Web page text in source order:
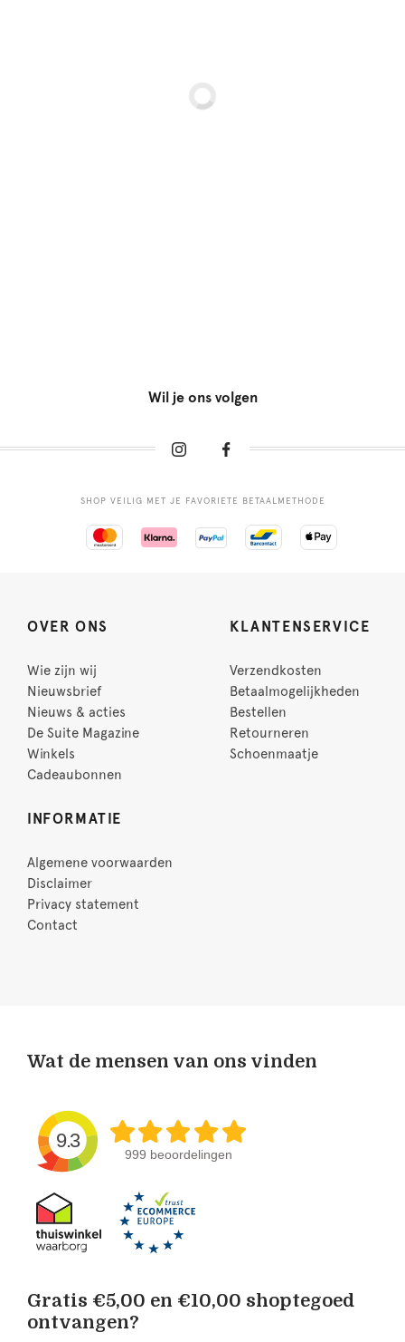
Wil je ons volgen
SHOP VEILIG MET JE FAVORIETE BETAALMETHODE
OVER ONS
Wie zijn wij
Nieuwsbrief
Nieuws & acties
De Suite Magazine
Winkels
Cadeaubonnen
KLANTENSERVICE
Verzendkosten
Betaalmogelijkheden
Bestellen
Retourneren
Schoenmaatje
INFORMATIE
Algemene voorwaarden
Disclaimer
Privacy statement
Contact
Wat de mensen van ons vinden
9.3
999 beoordelingen
Gratis €5,00 en €10,00 shoptegoed
ontvangen?